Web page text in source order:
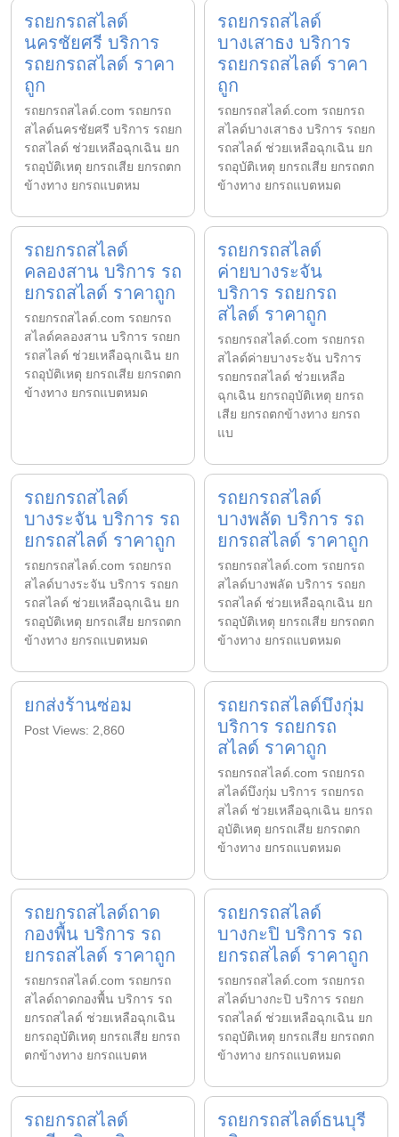
รถยกรถสไลด์
นครชัยศรี บริการ
รถยกรถสไลด์ ราคา
ถูก
รถยกรถสไลด์.com รถยกรถ
สไลด์นครชัยศรี บริการ รถยก
รถสไลด์ ช่วยเหลือฉุกเฉิน ยก
รถอุบัติเหตุ ยกรถเสีย ยกรถตก
ข้างทาง ยกรถแบตหม
รถยกรถสไลด์
บางเสาธง บริการ
รถยกรถสไลด์ ราคา
ถูก
รถยกรถสไลด์.com รถยกรถ
สไลด์บางเสาธง บริการ รถยก
รถสไลด์ ช่วยเหลือฉุกเฉิน ยก
รถอุบัติเหตุ ยกรถเสีย ยกรถตก
ข้างทาง ยกรถแบตหมด
รถยกรถสไลด์
คลองสาน บริการ รถ
ยกรถสไลด์ ราคาถูก
รถยกรถสไลด์.com รถยกรถ
สไลด์คลองสาน บริการ รถยก
รถสไลด์ ช่วยเหลือฉุกเฉิน ยก
รถอุบัติเหตุ ยกรถเสีย ยกรถตก
ข้างทาง ยกรถแบตหมด
รถยกรถสไลด์
ค่ายบางระจัน
บริการ รถยกรถ
สไลด์ ราคาถูก
รถยกรถสไลด์.com รถยกรถ
สไลด์ค่ายบางระจัน บริการ
รถยกรถสไลด์ ช่วยเหลือ
ฉุกเฉิน ยกรถอุบัติเหตุ ยกรถ
เสีย ยกรถตกข้างทาง ยกรถ
แบ
รถยกรถสไลด์
บางระจัน บริการ รถ
ยกรถสไลด์ ราคาถูก
รถยกรถสไลด์.com รถยกรถ
สไลด์บางระจัน บริการ รถยก
รถสไลด์ ช่วยเหลือฉุกเฉิน ยก
รถอุบัติเหตุ ยกรถเสีย ยกรถตก
ข้างทาง ยกรถแบตหมด
รถยกรถสไลด์
บางพลัด บริการ รถ
ยกรถสไลด์ ราคาถูก
รถยกรถสไลด์.com รถยกรถ
สไลด์บางพลัด บริการ รถยก
รถสไลด์ ช่วยเหลือฉุกเฉิน ยก
รถอุบัติเหตุ ยกรถเสีย ยกรถตก
ข้างทาง ยกรถแบตหมด
ยกส่งร้านซ่อม
Post Views: 2,860
รถยกรถสไลด์บึงกุ่ม
บริการ รถยกรถ
สไลด์ ราคาถูก
รถยกรถสไลด์.com รถยกรถ
สไลด์บึงกุ่ม บริการ รถยกรถ
สไลด์ ช่วยเหลือฉุกเฉิน ยกรถ
อุบัติเหตุ ยกรถเสีย ยกรถตก
ข้างทาง ยกรถแบตหมด
รถยกรถสไลด์ถาด
กองพื้น บริการ รถ
ยกรถสไลด์ ราคาถูก
รถยกรถสไลด์.com รถยกรถ
สไลด์ถาดกองพื้น บริการ รถ
ยกรถสไลด์ ช่วยเหลือฉุกเฉิน
ยกรถอุบัติเหตุ ยกรถเสีย ยกรถ
ตกข้างทาง ยกรถแบตห
รถยกรถสไลด์
บางกะปิ บริการ รถ
ยกรถสไลด์ ราคาถูก
รถยกรถสไลด์.com รถยกรถ
สไลด์บางกะปิ บริการ รถยก
รถสไลด์ ช่วยเหลือฉุกเฉิน ยก
รถอุบัติเหตุ ยกรถเสีย ยกรถตก
ข้างทาง ยกรถแบตหมด
รถยกรถสไลด์
รถยกรถสไลด์ธนบุรี